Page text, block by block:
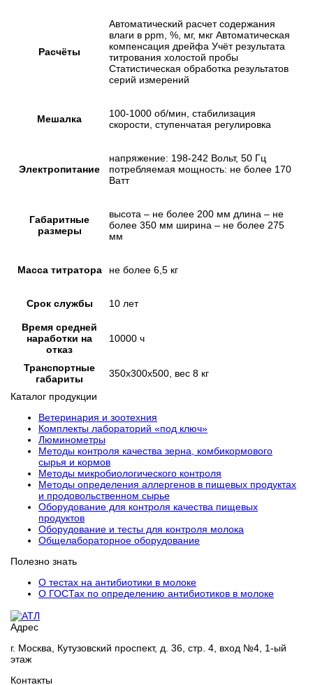
Расчёты
Автоматический расчет содержания
влаги в ppm, %, мг, мкг Автоматическая
компенсация дрейфа Учёт результата
титрования холостой пробы
Статистическая обработка результатов
серий измерений
Мешалка
100-1000 об/мин, стабилизация
скорости, ступенчатая регулировка
Электропитание
напряжение: 198-242 Вольт, 50 Гц
потребляемая мощность: не более 170
Ватт
Габаритные
размеры
высота – не более 200 мм длина – не
более 350 мм ширина – не более 275
мм
Масса титратора не более 6,5 кг
Срок службы 10 лет
Время средней
наработки на
отказ
10000 ч
Транспортные
габариты
350х300х500, вес 8 кг
Каталог продукции
Ветеринария и зоотехния
Комплекты лабораторий «под ключ»
Люминометры
Методы контроля качества зерна, комбикормового
сырья и кормов
Методы микробиологического контроля
Методы определения аллергенов в пищевых продуктах
и продовольственном сырье
Оборудование для контроля качества пищевых
продуктов
Оборудование и тесты для контроля молока
Общелабораторное оборудование
Полезно знать
О тестах на антибиотики в молоке
О ГОСТах по определению антибиотиков в молоке
Адрес
г. Москва, Кутузовский проспект, д. 36, стр. 4, вход №4, 1-ый
этаж
Контакты